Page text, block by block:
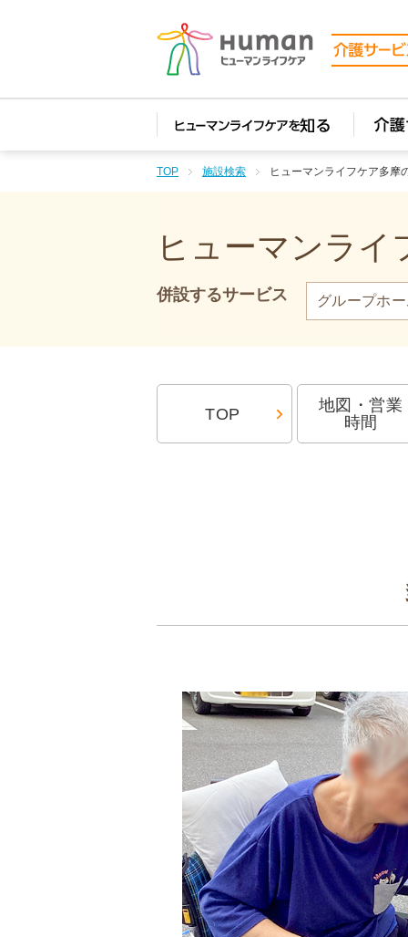
TOP 施設検索 ヒューマンライフケア多摩
ヒューマンライ
併設するサービス グループホ
TOP
地図・営業
時間